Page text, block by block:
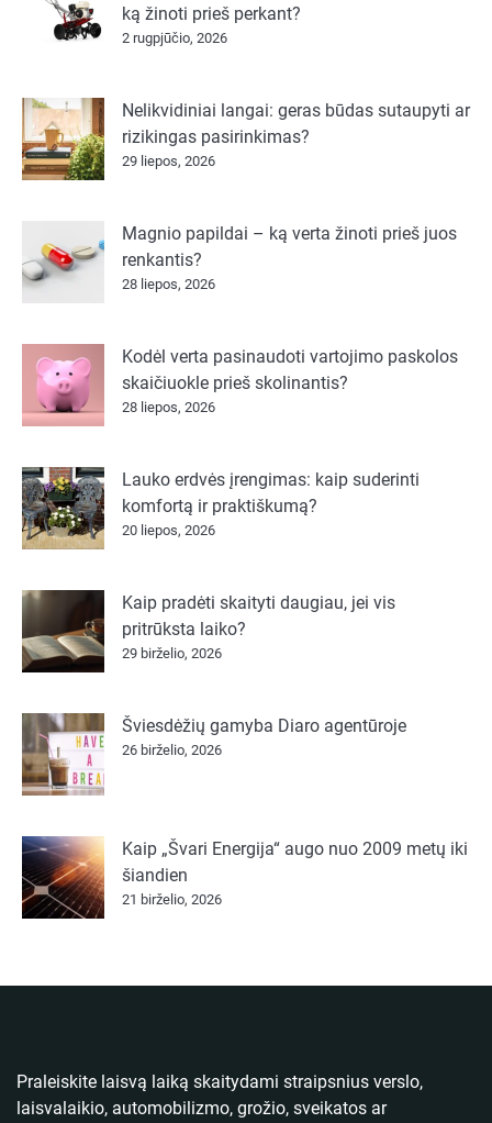
ką žinoti prieš perkant?
2 rugpjūčio, 2026
Nelikvidiniai langai: geras būdas sutaupyti ar
rizikingas pasirinkimas?
29 liepos, 2026
Magnio papildai – ką verta žinoti prieš juos
renkantis?
28 liepos, 2026
Kodėl verta pasinaudoti vartojimo paskolos
skaičiuokle prieš skolinantis?
28 liepos, 2026
Lauko erdvės įrengimas: kaip suderinti
komfortą ir praktiškumą?
20 liepos, 2026
Kaip pradėti skaityti daugiau, jei vis
pritrūksta laiko?
29 birželio, 2026
Šviesdėžių gamyba Diaro agentūroje
26 birželio, 2026
Kaip „Švari Energija“ augo nuo 2009 metų iki
šiandien
21 birželio, 2026
Praleiskite laisvą laiką skaitydami straipsnius verslo,
laisvalaikio, automobilizmo, grožio, sveikatos ar